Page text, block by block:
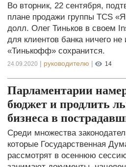
Во вторник, 22 сентября,
плане продажи группы TCS
долл. Олег Тиньков в своем
для клиентов банка ничего
«Тинькофф» сохранится.
24.09.2020 | руководителю | 14
Парламентарии
бюджет и продлить
бизнеса в
Среди множества
которые Государственная
рассмотрят в осеннюю